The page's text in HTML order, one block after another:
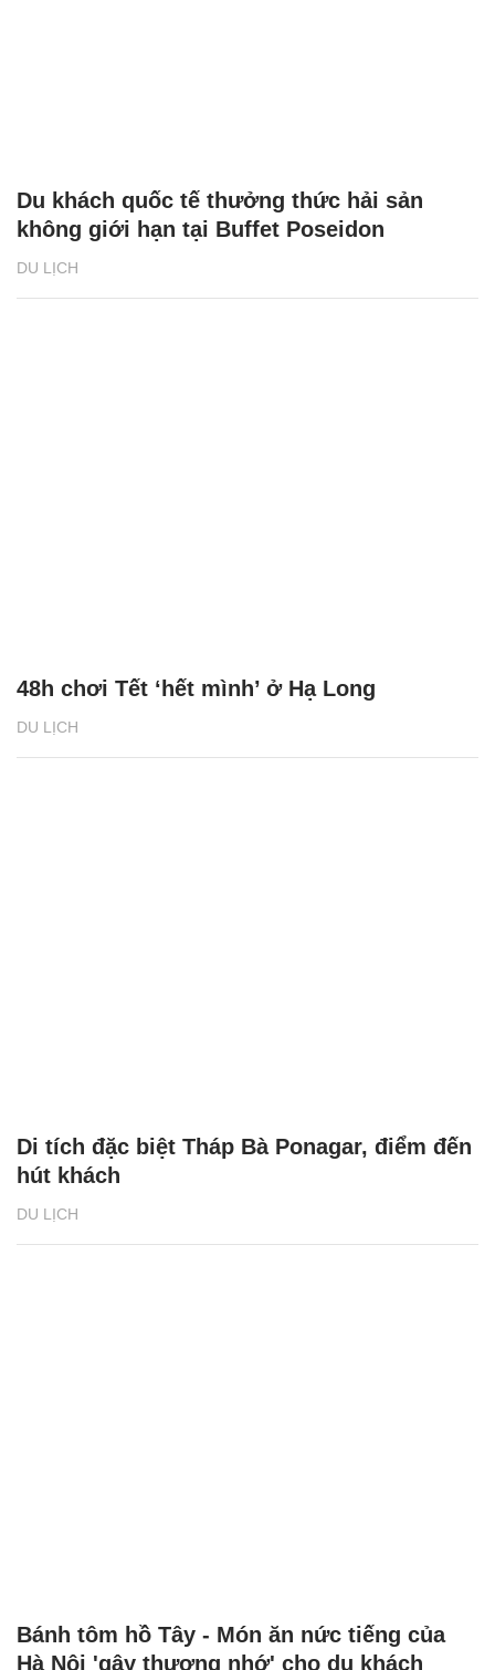
DU LỊCH
Du khách quốc tế thưởng thức hải sản
không giới hạn tại Buffet Poseidon
DU LỊCH
48h chơi Tết ‘hết mình’ ở Hạ Long
DU LỊCH
Di tích đặc biệt Tháp Bà Ponagar, điểm đến
hút khách
Bánh tôm hồ Tây - Món ăn nức tiếng của
Hà Nội 'gây thương nhớ' cho du khách